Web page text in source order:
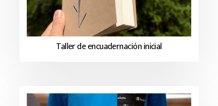
Taller de encuadernación inicial